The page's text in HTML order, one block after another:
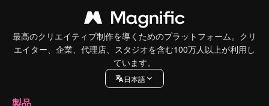
最高のクリエイティブ制作を導くためのプラットフォーム。クリ
エイター、企業、代理店、スタジオを含む100万人以上が利用し
ています。
日本語
製品